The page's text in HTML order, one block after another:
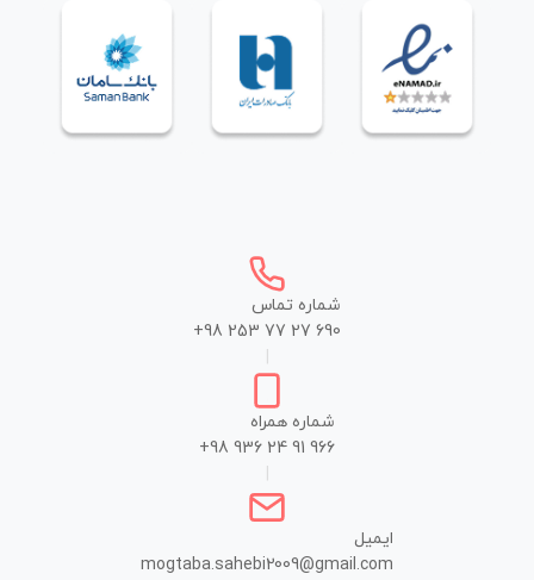
شماره تماس
+98 253 77 27 690
شماره همراه
+98 936 24 91 966
ایمیل
mogtaba.sahebi2009@gmail.com